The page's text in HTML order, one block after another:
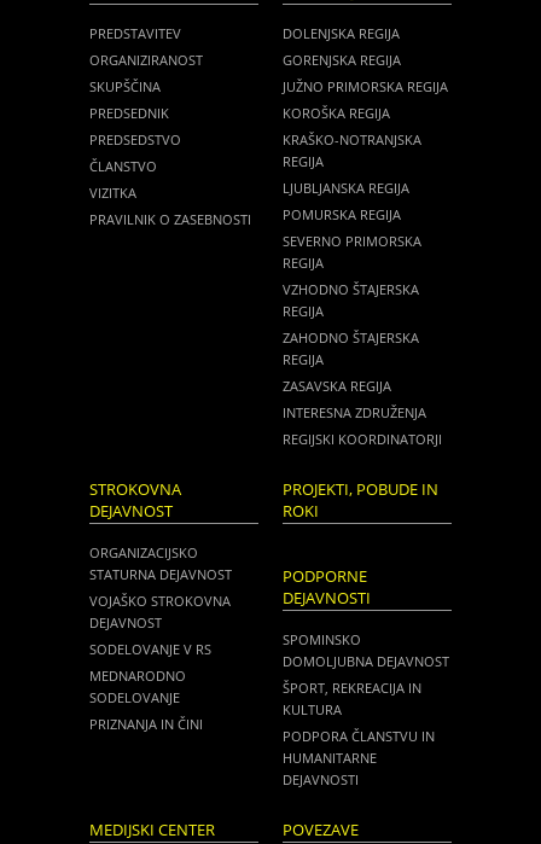
PREDSTAVITEV
ORGANIZIRANOST
SKUPŠČINA
PREDSEDNIK
PREDSEDSTVO
ČLANSTVO
VIZITKA
PRAVILNIK O ZASEBNOSTI
DOLENJSKA REGIJA
GORENJSKA REGIJA
JUŽNO PRIMORSKA REGIJA
KOROŠKA REGIJA
KRAŠKO-NOTRANJSKA
REGIJA
LJUBLJANSKA REGIJA
POMURSKA REGIJA
SEVERNO PRIMORSKA
REGIJA
VZHODNO ŠTAJERSKA
REGIJA
ZAHODNO ŠTAJERSKA
REGIJA
ZASAVSKA REGIJA
INTERESNA ZDRUŽENJA
REGIJSKI KOORDINATORJI
STROKOVNA
DEJAVNOST
ORGANIZACIJSKO
STATURNA DEJAVNOST
VOJAŠKO STROKOVNA
DEJAVNOST
SODELOVANJE V RS
MEDNARODNO
SODELOVANJE
PRIZNANJA IN ČINI
PROJEKTI, POBUDE IN
ROKI
PODPORNE
DEJAVNOSTI
SPOMINSKO
DOMOLJUBNA DEJAVNOST
ŠPORT, REKREACIJA IN
KULTURA
PODPORA ČLANSTVU IN
HUMANITARNE
DEJAVNOSTI
MEDIJSKI CENTER POVEZAVE